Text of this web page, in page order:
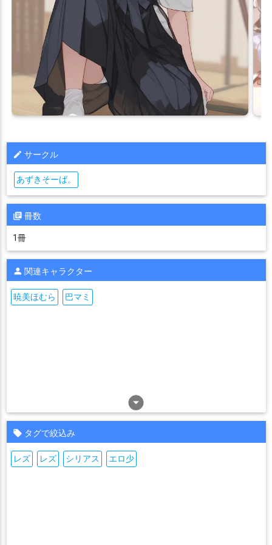
サークル
あずきそーば。
冊数
1冊
関連キャラクター
arrow_drop_down_circle
暁美ほむら 巴マミ
タグで絞込み
レズ レズ シリアス エロ少